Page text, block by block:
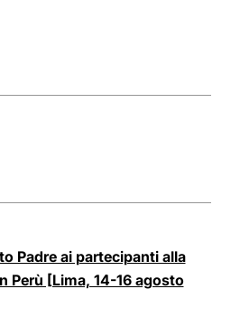
Padre ai partecipanti alla
Perù [Lima, 14-16 agosto